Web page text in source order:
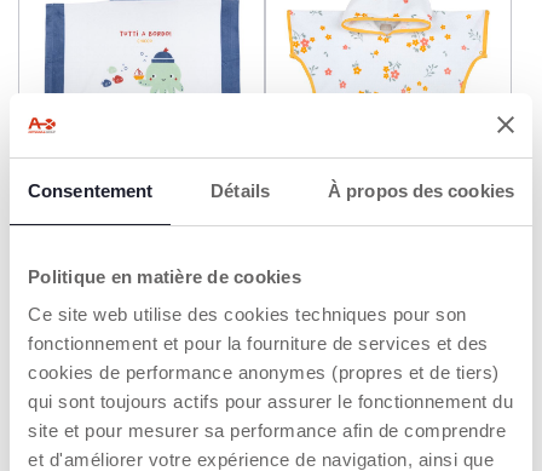
Consentement Détails À propos des cookies
Politique en matière de cookies
Ce site web utilise des cookies techniques pour son
fonctionnement et pour la fourniture de services et des
cookies de performance anonymes (propres et de tiers)
qui sont toujours actifs pour assurer le fonctionnement du
site et pour mesurer sa performance afin de comprendre
et d'améliorer votre expérience de navigation, ainsi que
+ KLEUREN
Handdoek met kap, van
€ 29,99
TOEVOEGEN
+ KLEUREN
€ 29,99
TOEVOEGEN
2=3 2=3